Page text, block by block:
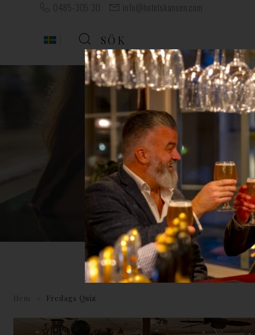
0485-305 30 info@hotelskansen.com
Hem Fredags Quiz